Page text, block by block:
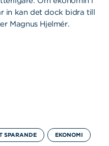
in kan det dock bidra till
Magnus Hjelmér.
SPARANDE EKONOMI